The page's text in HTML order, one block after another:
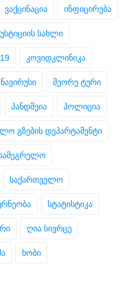
ვაქცინაცია ინფიცირება
სახლი
კოვიდკლინიკა
მეორე ტური
პანდმეია პოლიცია
გზების დეპარტამენტი
საქართველო
სტატისტიკა
ღია სივრცე
ხობი